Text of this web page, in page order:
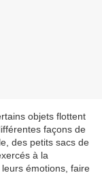
objets flottent
façons de
des petits sacs de
à la
émotions, faire